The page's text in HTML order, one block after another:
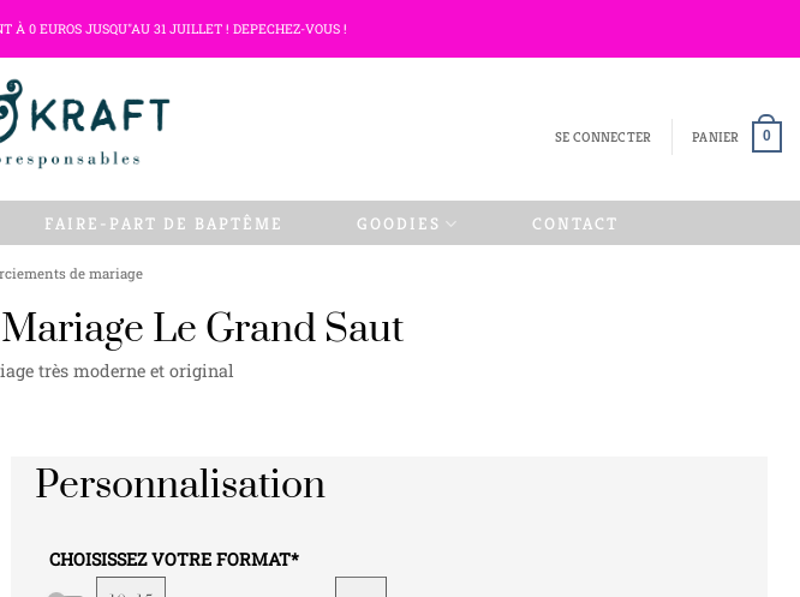
À 0 EUROS JUSQU"AU 31 JUILLET ! DEPECHEZ-VOUS !
SE CONNECTER PANIER 0
FAIRE-PART DE BAPTÊME GOODIES CONTACT
de mariage
Le Grand Saut
très moderne et original
Personnalisation
CHOISISSEZ VOTRE FORMAT*